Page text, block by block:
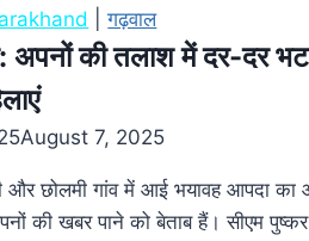
|गढ़वाल
अपनों की तलाश में दर-दर
August 7, 2025
और छोलमी गांव में आई भयावह आपदा का
की खबर पाने को बेताब हैं। सीएम